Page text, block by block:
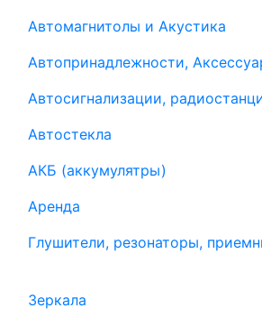
Автомагнитолы и Акустика
Автопринадлежности,
Автосигнализации,
Автостекла
АКБ (аккумулятры)
Аренда
Глушители, резонаторы,
Зеркала